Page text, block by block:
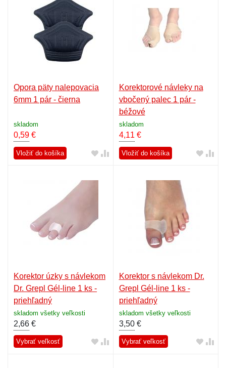
Opora päty nalepovacia
6mm 1 pár - čierna
skladom
0,59 €
Vložiť do košíka
Korektorové návleky na
vbočený palec 1 pár -
béžové
skladom
4,11 €
Vložiť do košíka
Korektor úzky s návlekom
Dr. Grepl Gél-line 1 ks -
priehľadný
skladom všetky veľkosti
2,66 €
Vybrať veľkosť
Korektor s návlekom Dr.
Grepl Gél-line 1 ks -
priehľadný
skladom všetky veľkosti
3,50€
Vybrať veľkosť